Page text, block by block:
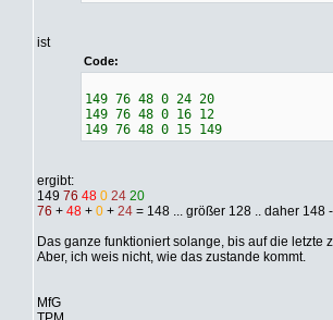
ist
Code:
149 76 48 0 24 20
149 76 48 0 16 12
149 76 48 0 15 149
ergibt:
149 76 48 0 24 20
76 + 48 + 0 + 24 = 148 ... größer 128 .. daher 148
Das ganze funktioniert solange, bis auf die letzte
Aber, ich weis nicht, wie das zustande kommt.
MfG